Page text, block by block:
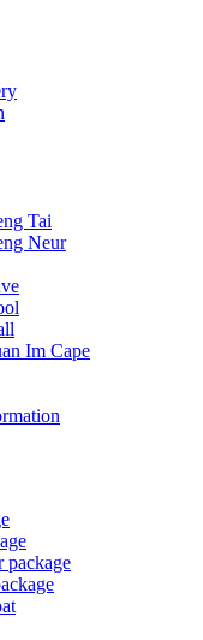
Tai
Neur
Im Cape
package